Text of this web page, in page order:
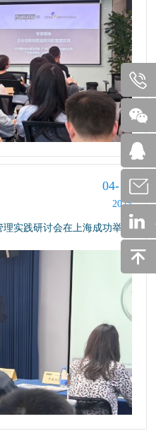
04-18
2025
理实践研讨会在上海成功举办